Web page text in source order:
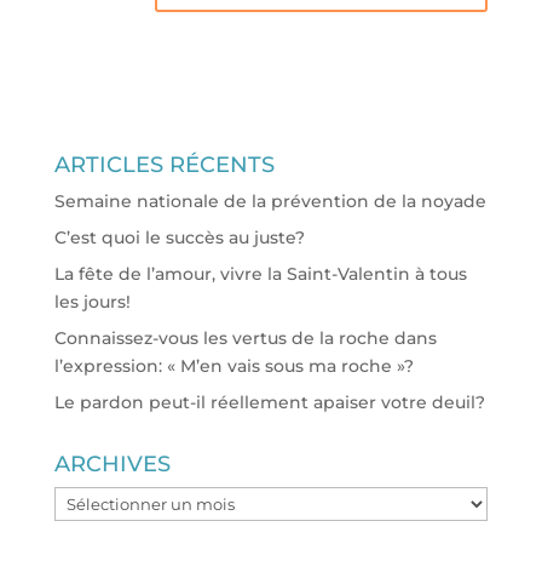
ARTICLES RÉCENTS
Semaine nationale de la prévention de la noyade
C’est quoi le succès au juste?
La fête de l’amour, vivre la Saint-Valentin à tous
les jours!
Connaissez-vous les vertus de la roche dans
l’expression: « M’en vais sous ma roche »?
Le pardon peut-il réellement apaiser votre deuil?
ARCHIVES
ARCHIVES